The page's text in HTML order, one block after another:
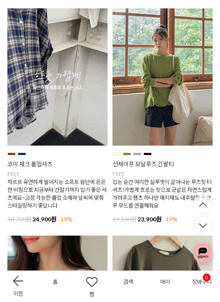
이전
홈
찜
검색 마이 장바구니
0
코미 체크 롤업셔츠
FREE
차르르 유연하게 떨어지는 소프트 원단에 은은
한 비침으로 지금부터 간절기까지 입기 좋은 셔
츠에요~고정 가능한 롤업 소매라 날씨에 맞춰
스타일링하기 좋답니다
30,700원 24,900원 19%
선세이프 모달루즈 긴팔티
FREE
입는 순간 여리한 실루엣이 살아나는 루즈핏 티
셔츠!가볍게 흐르는 핏으로 군살은 자연스럽게
가려주고 팬츠 하나만 매치해도 내추럴한 꾸안
꾸 무드를 연출해줘요
29,500원 23,900원 19%